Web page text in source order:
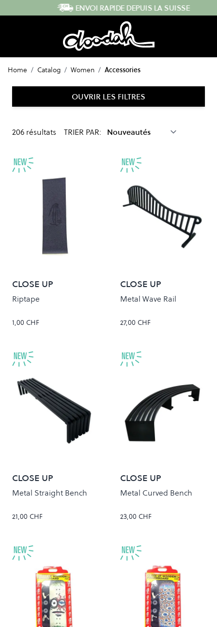
ENVOI RAPIDE DEPUIS LA SUISSE
Home / Catalog / Women / Accessories
OUVRIR LES FILTRES
206 résultats TRIER PAR:
CLOSE UP
Riptape
1,00 CHF
CLOSE UP
Metal Wave Rail
27,00 CHF
CLOSE UP
Metal Straight Bench
21,00 CHF
CLOSE UP
Metal Curved Bench
23,00 CHF